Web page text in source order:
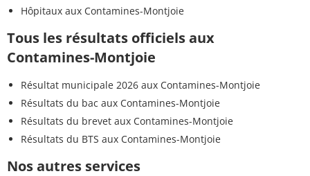
Hôpitaux aux Contamines-Montjoie
Tous les résultats officiels aux
Contamines-Montjoie
Résultat municipale 2026 aux Contamines-Montjoie
Résultats du bac aux Contamines-Montjoie
Résultats du brevet aux Contamines-Montjoie
Résultats du BTS aux Contamines-Montjoie
Nos autres services